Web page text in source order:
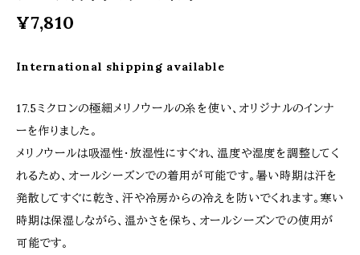
¥7,810
International shipping available
17.5ミクロンの極細メリノウールの糸を使い、オリジナルのインナ
ーを作りました。
メリノウールは吸湿性・放湿性にすぐれ、温度や湿度を調整してく
れるため、オールシーズンでの着用が可能です。暑い時期は汗を
発散してすぐに乾き、汗や冷房からの冷えを防いでくれます。寒い
時期は保湿しながら、温かさを保ち、オールシーズンでの使用が
可能です。